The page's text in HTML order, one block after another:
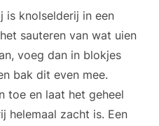
is knolselderij in een
sauteren van wat uien
voeg dan in blokjes
bak dit even mee.
toe en laat het geheel
helemaal zacht is. Een